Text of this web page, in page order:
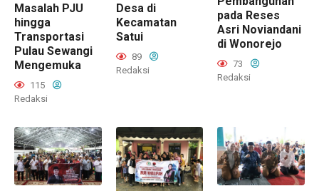
Masalah PJU
hingga
Transportasi
Pulau Sewangi
Mengemuka
115
Redaksi
Desa di
Kecamatan
Satui
89
Redaksi
pada Reses
Asri Noviandani
di Wonorejo
73
Redaksi